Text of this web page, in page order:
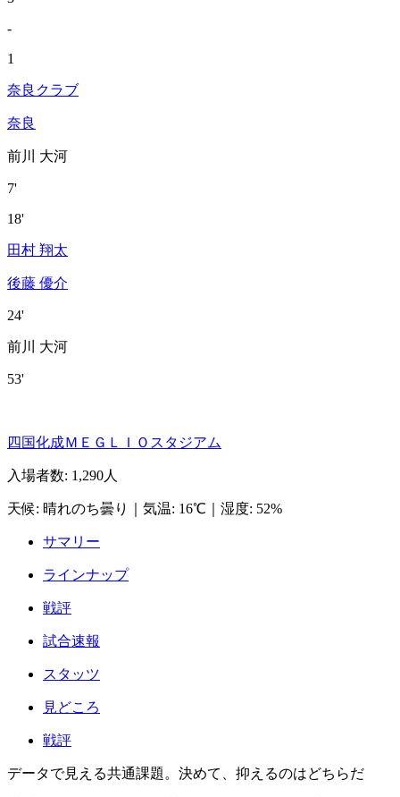
-
1
奈良クラブ
奈良
前川 大河
7'
18'
田村 翔太
後藤 優介
24'
前川 大河
53'
四国化成ＭＥＧＬＩＯスタジアム
入場者数: 1,290人
天候: 晴れのち曇り 気温: 16℃ 湿度: 52%
サマリー
ラインナップ
戦評
試合速報
スタッツ
見どころ
戦評
データで見える共通課題。決めて、抑えるのはどちらだ